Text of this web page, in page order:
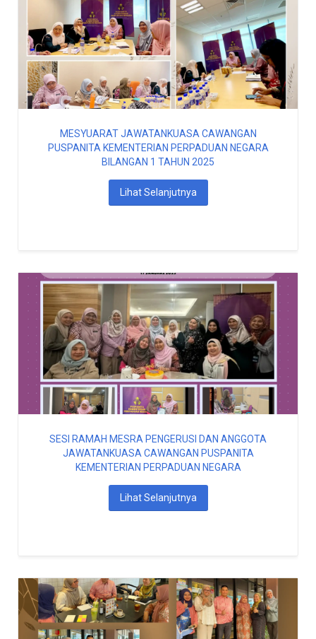
MESYUARAT JAWATANKUASA CAWANGAN
PUSPANITA KEMENTERIAN PERPADUAN NEGARA
BILANGAN 1 TAHUN 2025
Lihat Selanjutnya
SESI RAMAH MESRA PENGERUSI DAN ANGGOTA
JAWATANKUASA CAWANGAN PUSPANITA
KEMENTERIAN PERPADUAN NEGARA
Lihat Selanjutnya